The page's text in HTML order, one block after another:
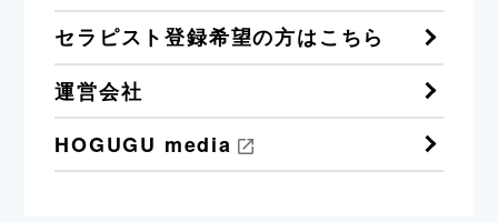
セラピスト登録希望の方はこちら
運営会社
HOGUGU media